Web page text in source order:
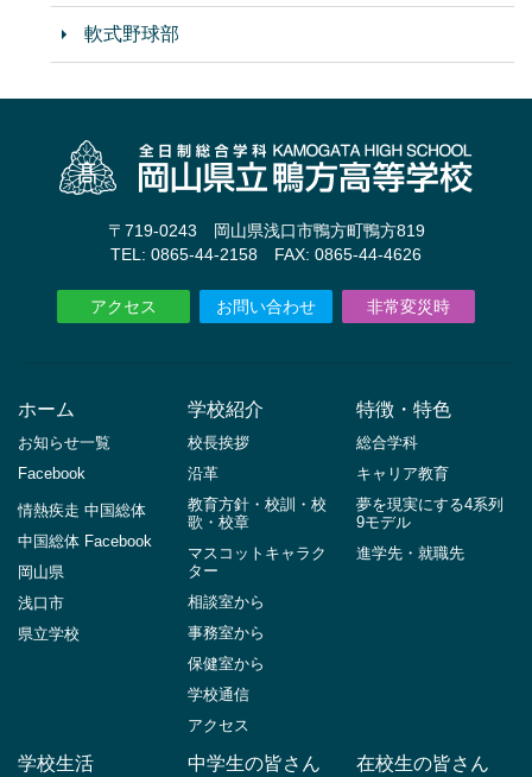
軟式野球部
〒719-0243 岡山県浅口市鴨方町鴨方819
TEL: 0865-44-2158 FAX: 0865-44-4626
アクセス お問い合わせ 非常変災時
ホーム
お知らせ一覧
Facebook
情熱疾走 中国総体
中国総体 Facebook
岡山県
浅口市
県立学校
学校紹介
校長挨拶
沿革
教育方針・校訓・校
歌・校章
マスコットキャラク
ター
相談室から
事務室から
保健室から
学校通信
アクセス
特徴・特色
総合学科
キャリア教育
夢を現実にする4系列
9モデル
進学先・就職先
学校生活
中学生の皆さん
在校生の皆さん